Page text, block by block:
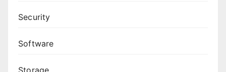
Security
Software
Storage